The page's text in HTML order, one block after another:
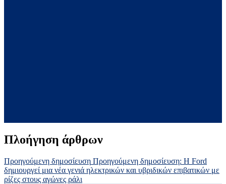
Πλοήγηση άρθρων
Προηγούμενη δημοσίευση Προηγούμενη δημοσίευση: H Ford
δημιουργεί μια νέα γενιά ηλεκτρικών και υβριδικών επιβατικών με
ρίζες στους αγώνες ράλι